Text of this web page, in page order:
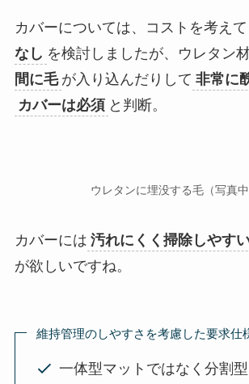
カバーについては、コストを考え
なし を検討しましたが、ウレタン
間に毛 が入り込んだりして 非常に
カバーは必須 と判断。
ウレタンに埋没する毛（写真中
カバーには 汚れにくく掃除しやす
が欲しいですね。
維持管理のしやすさを考慮した要求仕
一体型マットではなく分割